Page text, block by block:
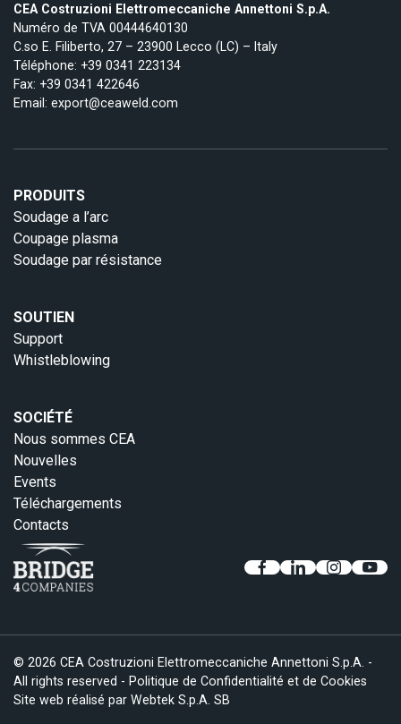
CEA Costruzioni Elettromeccaniche Annettoni S.p.A.
Numéro de TVA 00444640130
C.so E. Filiberto, 27 – 23900 Lecco (LC) – Italy
Téléphone: +39 0341 223134
Fax: +39 0341 422646
Email: export@ceaweld.com
PRODUITS
Soudage a l’arc
Coupage plasma
Soudage par résistance
SOUTIEN
Support
Whistleblowing
SOCIÉTÉ
Nous sommes CEA
Nouvelles
Events
Téléchargements
Contacts
© 2026 CEA Costruzioni Elettromeccaniche Annettoni S.p.A. -
All rights reserved - Politique de Confidentialité et de Cookies
Site web réalisé par Webtek S.p.A. SB